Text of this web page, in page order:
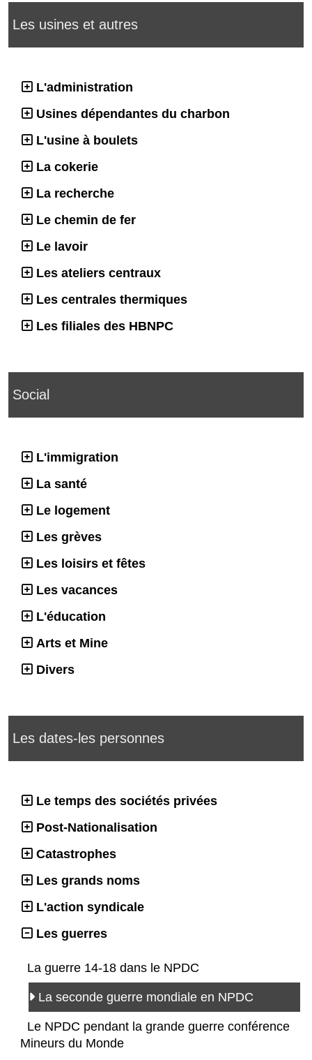
Les usines et autres
L'administration
Usines dépendantes du charbon
L'usine à boulets
La cokerie
La recherche
Le chemin de fer
Le lavoir
Les ateliers centraux
Les centrales thermiques
Les filiales des HBNPC
Social
L'immigration
La santé
Le logement
Les grèves
Les loisirs et fêtes
Les vacances
L'éducation
Arts et Mine
Divers
Les dates-les personnes
Le temps des sociétés privées
Post-Nationalisation
Catastrophes
Les grands noms
L'action syndicale
Les guerres
La guerre 14-18 dans le NPDC
La seconde guerre mondiale en NPDC
Le NPDC pendant la grande guerre conférence
Mineurs du Monde